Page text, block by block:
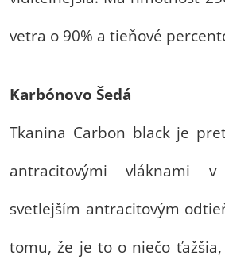
vetra o 90% a tieňové
Karbónovo Šedá
Tkanina Carbon black je
antracitovými vláknami
svetlejším antracitovým
tomu, že je to o niečo